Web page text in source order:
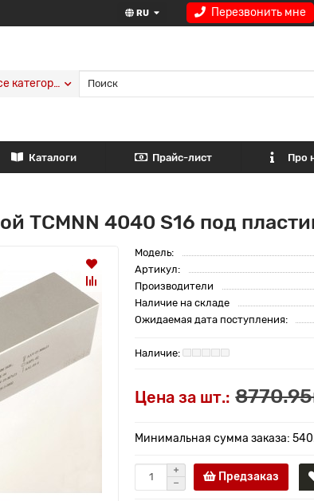
Перезвонить мне
RU
категории
Каталоги Прайс-лист Про
TCMNN 4040 S16 под
Модель:
Артикул:
Производители
Наличие на складе
Ожидаемая дата поступления:
Цена за шт.:
Минимальная сумма заказа:
Предзаказ